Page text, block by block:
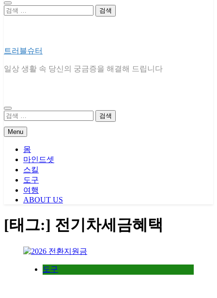
검
트러블슈터
일상 생활 속 당신의 궁금증을 해결해 드립니다
검
Menu
몸
마인드셋
스킬
도구
여행
ABOUT US
[태그:] 전기차세금혜택
도구